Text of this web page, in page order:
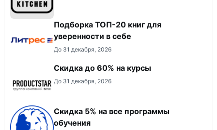
Подборка ТОП-20 книг для
уверенности в себе
До 31 декабря, 2026
Скидка до 60% на курсы
До 31 декабря, 2026
Скидка 5% на все программы
обучения